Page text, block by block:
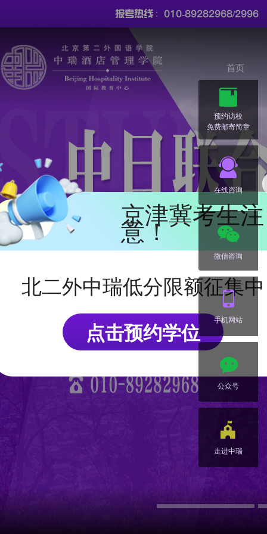
报考热线 : 010-89282968/2996
首页
京津冀考生注
意！
北二外中瑞低分限额征集中
点击预约学位
预约访校
免费邮寄简章
在线咨询
微信咨询
手机网站
公众号
走进中瑞